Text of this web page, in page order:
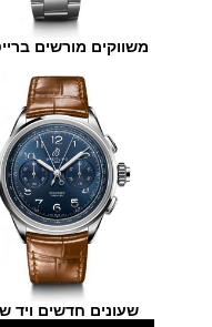
משווקים מורשים ברייטלינג
שעונים חדשים ויד שנייה